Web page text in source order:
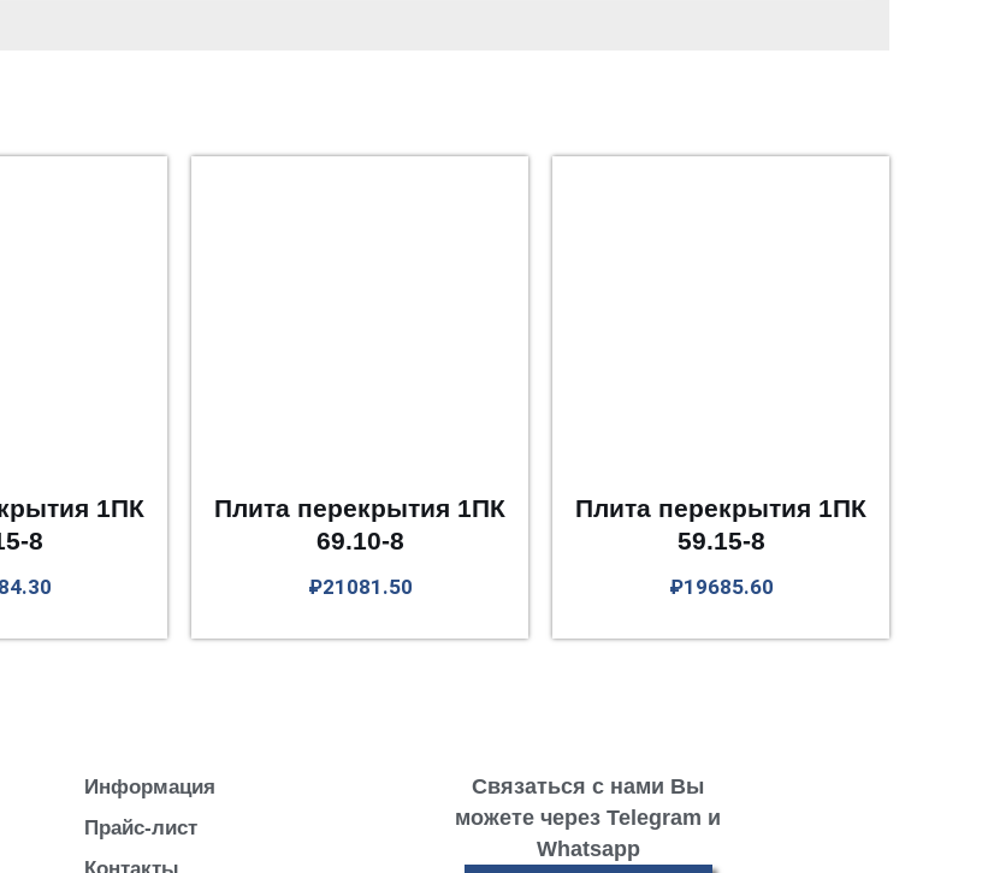
1ПК
8
Плита перекрытия 1ПК
69.10-8
₽21081.50
Плита перекрытия 1ПК
59.15-8
₽19685.60
Информация
Прайс-лист
Связаться с нами Вы
можете через Telegram и
Whatsapp